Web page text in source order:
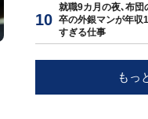
就職9カ月の夜､布
卒の外銀マンが年収
すぎる仕事
もっ